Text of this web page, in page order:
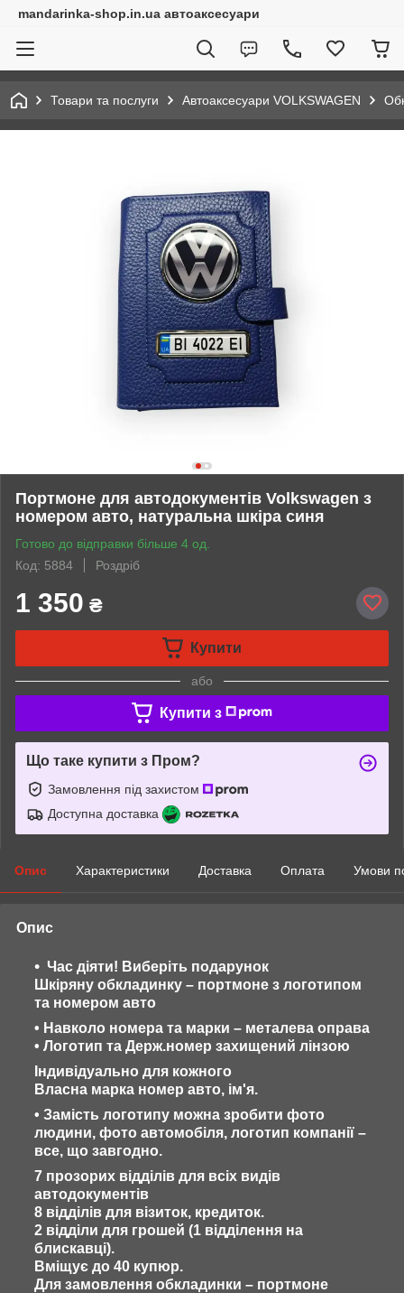
mandarinka-shop.in.ua автоаксесуари
Товари та послуги Автоаксесуари VOLKSWAGEN
Портмоне для автодокументів Volkswagen з
номером авто, натуральна шкіра синя
Готово до відправки більше 4 од.
Код: 5884
Роздріб
1 350 ₴
Купити
або
Купити з
Що таке купити з Пром?
Замовлення під захистом
Доступна доставка
Опис Характеристики Доставка Оплата Умови
Опис
Час діяти! Виберіть подарунок
Шкіряну обкладинку – портмоне з логотипом
та номером авто
• Навколо номера та марки – металева оправа
• Логотип та Держ.номер захищений лінзою
Індивідуально для кожного
Власна марка номер авто, ім'я.
• Замість логотипу можна зробити фото
людини, фото автомобіля, логотип компанії –
все, що завгодно.
7 прозорих відділів для всіх видів
автодокументів
8 відділів для візиток, кредиток.
2 відділи для грошей (1 відділення на
блискавці).
Вміщує до 40 купюр.
Для замовлення обкладинки – портмоне